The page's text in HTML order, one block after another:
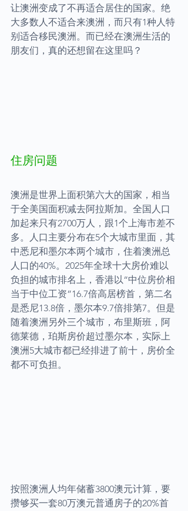
让澳洲变成了不再适合居住的国家。绝
大多数人不适合来澳洲，而只有1种人特
别适合移民澳洲。而已经在澳洲生活的
朋友们，真的还想留在这里吗？
住房问题
澳洲是世界上面积第六大的国家，相当
于全美国面积减去阿拉斯加。全国人口
加起来只有2700万人，跟1个上海市差不
多。人口主要分布在5个大城市里面，其
中悉尼和墨尔本两个城市，住着澳洲总
人口的40%。2025年全球十大房价难以
负担的城市排名上，香港以“中位房价相
当于中位工资”16.7倍高居榜首，第二名
是悉尼13.8倍，墨尔本9.7倍排第7。但是
随着澳洲另外三个城市，布里斯班，阿
德莱德，珀斯房价超过墨尔本，实际上
澳洲5大城市都已经排进了前十，房价全
都不可负担。
按照澳洲人均年储蓄3800澳元计算，要
攒够买一套80万澳元普通房子的20%首